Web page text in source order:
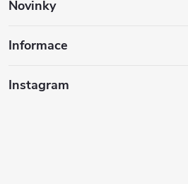
Novinky
Informace
Instagram